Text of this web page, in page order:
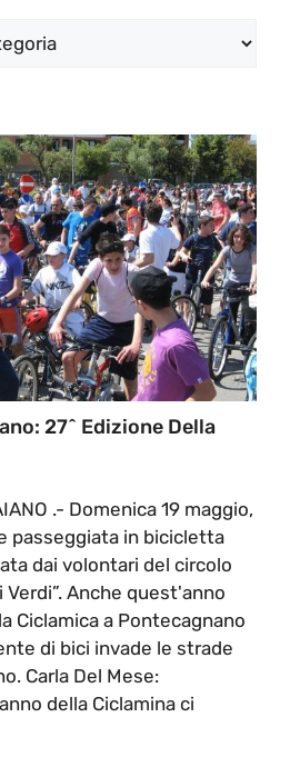
27^ Edizione Della
.- Domenica 19 maggio,
passeggiata in bicicletta
dai volontari del circolo
Anche quest'anno
Ciclamica a Pontecagnano
di bici invade le strade
Carla Del Mese:
della Ciclamina ci